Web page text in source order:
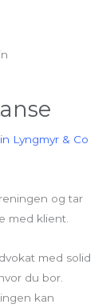
Lyngmyr & Co
og tar
med klient.
med solid
du bor.
kan